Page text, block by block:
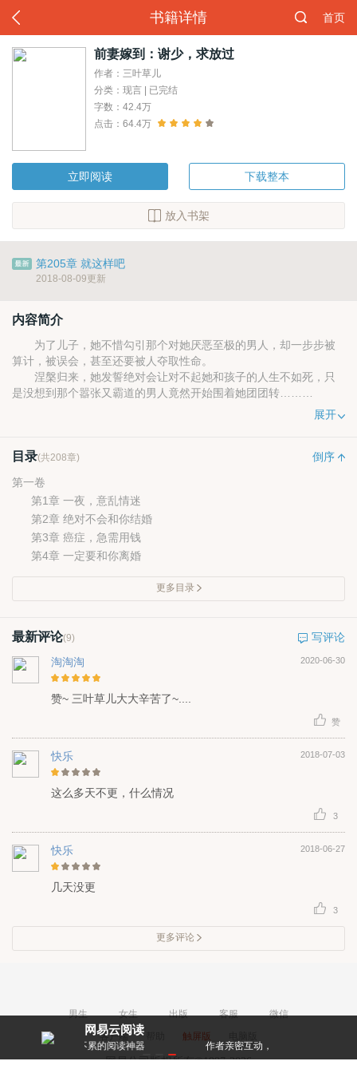
书籍详情 首页
前妻嫁到：谢少，求放过
作者：三叶草儿
分类：现言 | 已完结
字数：42.4万
点击：64.4万
立即阅读 下载整本
放入书架
第205章 就这样吧
2018-08-09更新
内容简介
为了儿子，她不惜勾引那个对她厌恶至极的男人，却一步步被
算计，被误会，甚至还要被人夺取性命。
涅槃归来，她发誓绝对会让对不起她和孩子的人生不如死，只
是没想到那个嚣张又霸道的男人竟然开始围着她团团转……
谢启这辈子做过的最愚蠢的事就是放走了自己的宝贝妻子还伤
只是看着面前的一大一小两个萝卜头对他警惕非常的萝卜头，
展开
目录(共208章)
倒序
第一卷
第1章 一夜，意乱情迷
第2章 绝对不会和你结婚
第3章 癌症，急需用钱
第4章 一定要和你离婚
更多目录
最新评论(9)
写评论
淘淘淘
2020-06-30
赞~ 三叶草儿大大辛苦了~....
赞
快乐 2018-07-03
这么多天不更，什么情况
3
快乐 2018-06-27
几天没更
3
更多评论
男生 女生 出版 客服
微信
客户端
触屏版
网易公司版权所有©1997-2026
网易云阅读
的阅读神器 作者亲密互动，和大神零距离！